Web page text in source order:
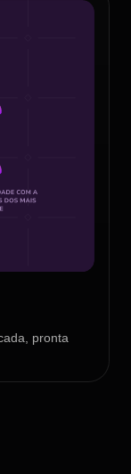
pronta